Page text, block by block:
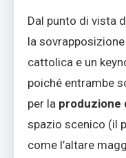
Dal punto di vista
la
cattolica e un
poiché entrambe
per la produzione
spazio scenico (il
come l’altare